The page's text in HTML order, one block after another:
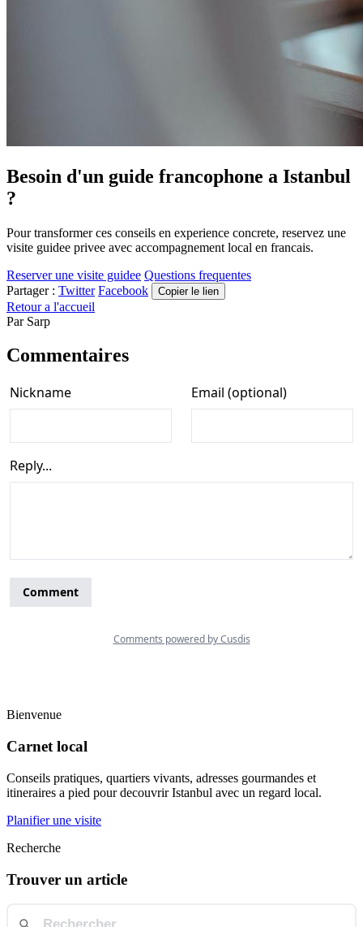
Besoin d'un guide francophone a Istanbul
?
Pour transformer ces conseils en experience concrete, reservez une
visite guidee privee avec accompagnement local en francais.
Reserver une visite guidee Questions frequentes
Partager : Twitter Facebook Copier le lien
Retour a l'accueil
Par Sarp
Commentaires
Bienvenue
Carnet local
Conseils pratiques, quartiers vivants, adresses gourmandes et
itineraires a pied pour decouvrir Istanbul avec un regard local.
Planifier une visite
Recherche
Trouver un article